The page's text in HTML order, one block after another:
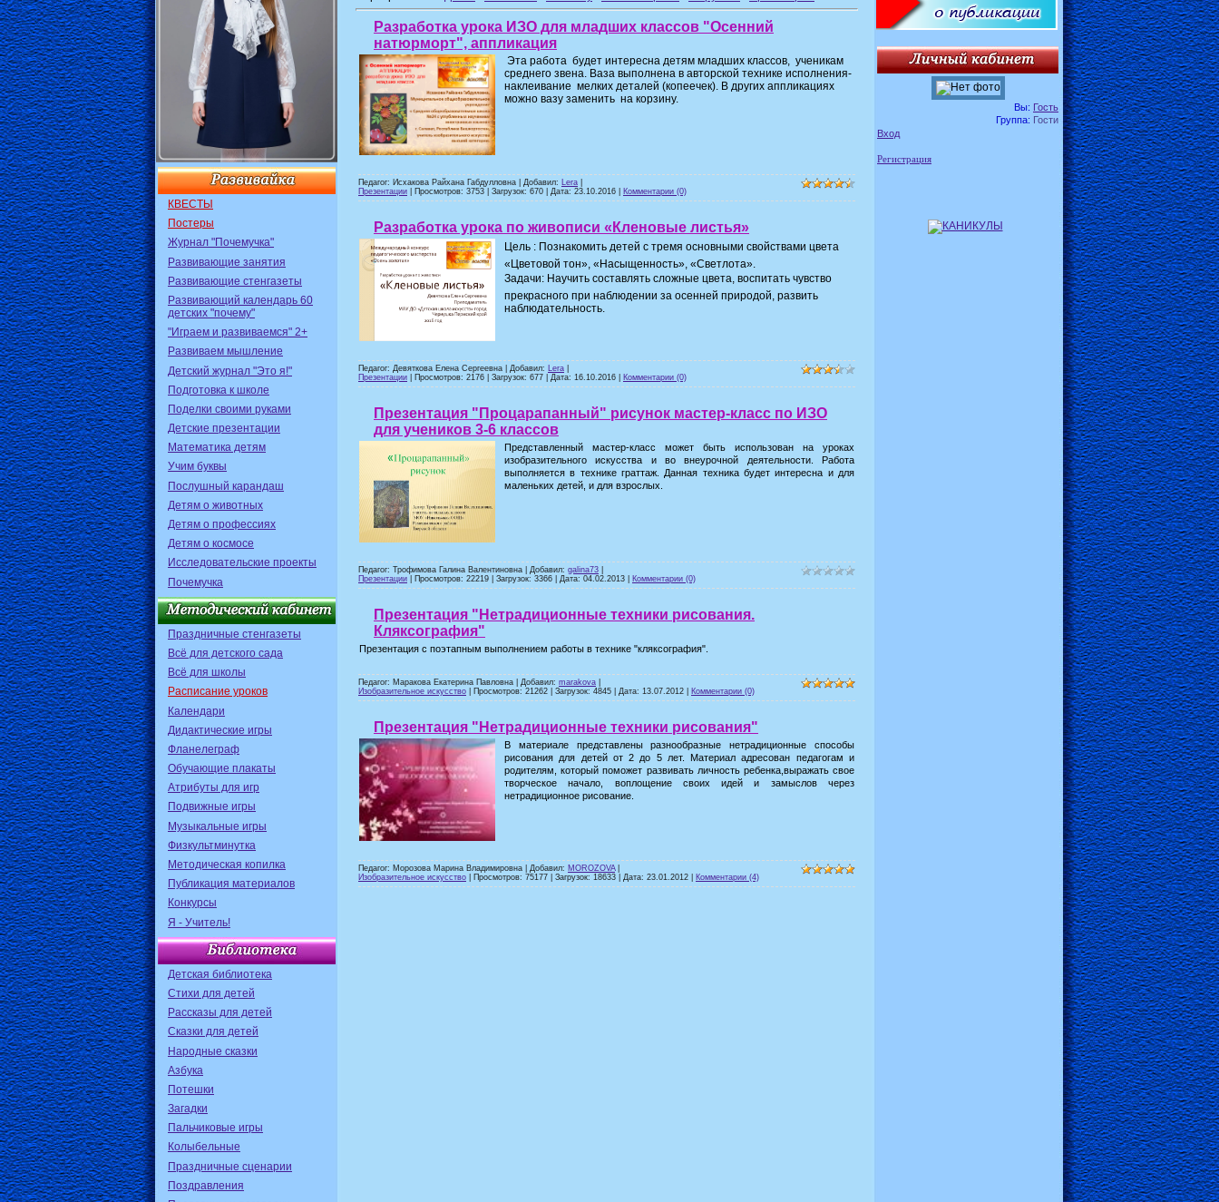
КВЕСТЫ
Постеры
Журнал "Почемучка"
Развивающие занятия
Развивающие стенгазеты
Развивающий календарь 60
детских "почему"
"Играем и развиваемся" 2+
Развиваем мышление
Детский журнал "Это я!"
Подготовка к школе
Поделки своими руками
Детские презентации
Математика детям
Учим буквы
Послушный карандаш
Детям о животных
Детям о профессиях
Детям о космосе
Исследовательские проекты
Почемучка
Праздничные стенгазеты
Всё для детского сада
Всё для школы
Расписание уроков
Календари
Дидактические игры
Фланелеграф
Обучающие плакаты
Атрибуты для игр
Подвижные игры
Музыкальные игры
Физкультминутка
Методическая копилка
Публикация материалов
Конкурсы
Я - Учитель!
Детская библиотека
Стихи для детей
Рассказы для детей
Сказки для детей
Народные сказки
Азбука
Потешки
Загадки
Пальчиковые игры
Колыбельные
Праздничные сценарии
Поздравления
Разработка урока ИЗО для младших классов "Осенний
натюрморт", аппликация
Эта работа будет интересна детям младших классов, ученикам
среднего звена. Ваза выполнена в авторской технике исполнения-
наклеивание мелких деталей (копеечек). В других аппликациях
можно вазу заменить на корзину.
Педагог: Исхакова Райхана Габдулловна | Добавил: Lera
Презентации | Просмотров: 3753 | Загрузок: 670 | Дата: 23.10.2016 Комментарии (0)
Разработка урока по живописи «Кленовые листья»
Цель : Познакомить детей с тремя основными свойствами цвета
«Цветовой тон», «Насыщенность», «Светлота».
Задачи: Научить составлять сложные цвета, воспитать чувство
прекрасного при наблюдении за осенней природой, развить
наблюдательность.
Педагог: Девяткова Елена Сергеевна | Добавил: Lera
Презентации | Просмотров: 2176 | Загрузок: 677 | Дата: 16.10.2016 Комментарии (0)
Презентация "Процарапанный" рисунок мастер-класс по ИЗО
для учеников 3-6 классов
Представленный мастер-класс может быть использован на уроках
изобразительного искусства и во внеурочной деятельности. Работа
выполняется в технике граттаж. Данная техника будет интересна и для
маленьких детей, и для взрослых.
Педагог: Трофимова Галина Валентиновна | Добавил: galina73
Презентации | Просмотров: 22219 | Загрузок: 3366 | Дата: 04.02.2013 Комментарии (0)
Презентация "Нетрадиционные техники рисования.
Кляксография"
Презентация с поэтапным выполнением работы в технике "кляксография".
Педагог: Маракова Екатерина Павловна | Добавил: marakova
Изобразительное искусство | Просмотров: 21262 | Загрузок: 4845 | Дата: 13.07.2012 Комментарии (0)
Презентация "Нетрадиционные техники рисования"
В материале представлены разнообразные нетрадиционные способы
рисования для детей от 2 до 5 лет. Материал адресован педагогам и
родителям, который поможет развивать личность ребенка,выражать свое
творческое начало, воплощение своих идей и замыслов через
нетрадиционное рисование.
Педагог: Морозова Марина Владимировна | Добавил: MOROZOVA|
Изобразительное искусство | Просмотров: 75177 | Загрузок: 18633 | Дата: 23.01.2012 Комментарии (4)
Вы: Гость
Группа: Гости
Вход
Регистрация